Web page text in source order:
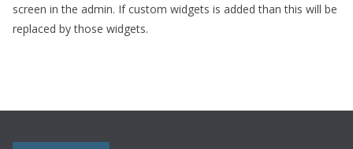
screen in the admin. If custom widgets is added than this will be
replaced by those widgets.